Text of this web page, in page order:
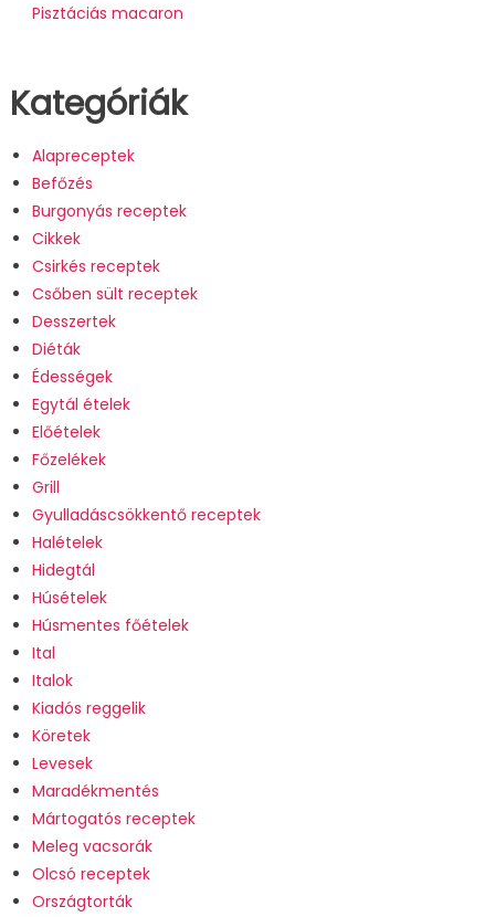
Pisztáciás macaron
Kategóriák
Alapreceptek
Befőzés
Burgonyás receptek
Cikkek
Csirkés receptek
Csőben sült receptek
Desszertek
Diéták
Édességek
Egytál ételek
Előételek
Főzelékek
Grill
Gyulladáscsökkentő receptek
Halételek
Hidegtál
Húsételek
Húsmentes főételek
Ital
Italok
Kiadós reggelik
Köretek
Levesek
Maradékmentés
Mártogatós receptek
Meleg vacsorák
Olcsó receptek
Országtorták